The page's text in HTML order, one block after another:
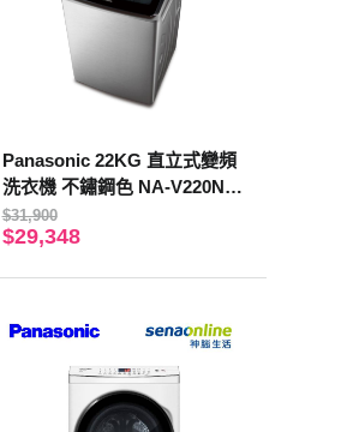
Panasonic 22KG 直立式變頻
洗衣機 不鏽鋼色 NA-V220NM
S-S【贈基本安裝】
$31,900
$29,348